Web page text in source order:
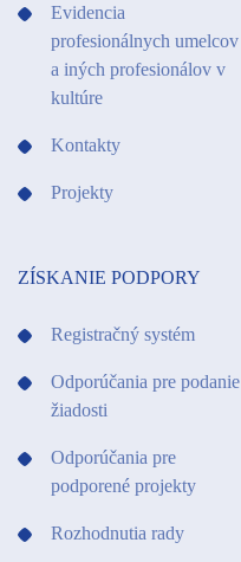
Evidencia
profesionálnych umelcov
a iných profesionálov v
kultúre
Kontakty
Projekty
ZÍSKANIE PODPORY
Registračný systém
Odporúčania pre podanie
žiadosti
Odporúčania pre
podporené projekty
Rozhodnutia rady